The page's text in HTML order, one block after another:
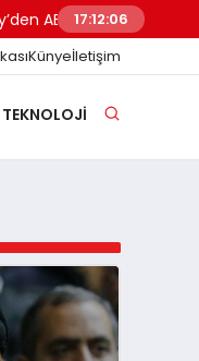
Sert Tepki
17:12:07
Künyeİletişim
TEKNOLOJI